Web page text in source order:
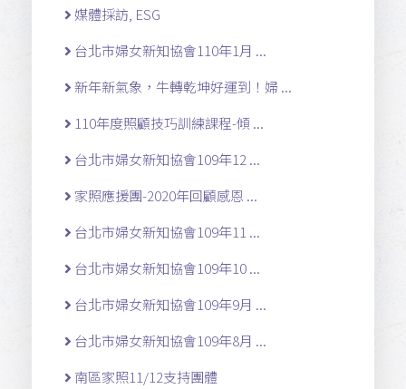
媒體採訪, ESG
台北市婦女新知協會110年1月 ...
新年新氣象，牛轉乾坤好運到！婦 ...
110年度照顧技巧訓練課程-傾 ...
台北市婦女新知協會109年12 ...
家照應援團-2020年回顧感恩 ...
台北市婦女新知協會109年11 ...
台北市婦女新知協會109年10 ...
台北市婦女新知協會109年9月 ...
台北市婦女新知協會109年8月 ...
南區家照11/12支持團體